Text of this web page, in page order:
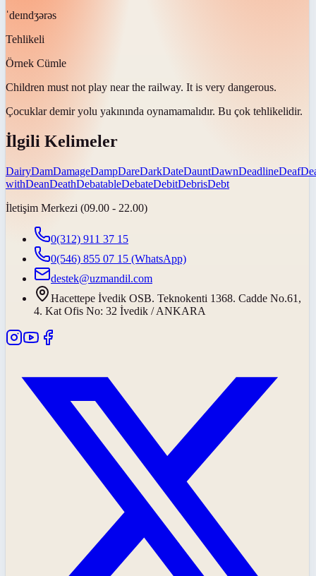
ˈdeɪndʒərəs
Tehlikeli
Örnek Cümle
Children must not play near the railway. It is very dangerous.
Çocuklar demir yolu yakınında oynamamalıdır. Bu çok tehlikelidir.
İlgili Kelimeler
DairyDamDamageDampDareDarkDateDauntDawnDeadlineDeaf
withDeanDeathDebatableDebateDebitDebrisDebt
İletişim Merkezi (09.00 - 22.00)
0(312) 911 37 15
0(546) 855 07 15 (WhatsApp)
destek@uzmandil.com
Hacettepe İvedik OSB. Teknokenti 1368. Cadde No.61,
4. Kat Ofis No: 32 İvedik / ANKARA